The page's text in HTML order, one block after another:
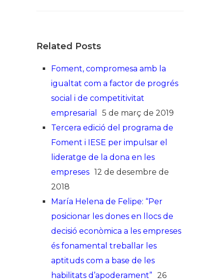
Related Posts
Foment, compromesa amb la
igualtat com a factor de progrés
social i de competitivitat
empresarial
5 de març de 2019
Tercera edició del programa de
Foment i IESE per impulsar el
lideratge de la dona en les
empreses 12 de desembre de
2018
María Helena de Felipe: “Per
posicionar les dones en llocs de
decisió econòmica a les empreses
és fonamental treballar les
aptituds com a base de les
habilitats d’apoderament” 26